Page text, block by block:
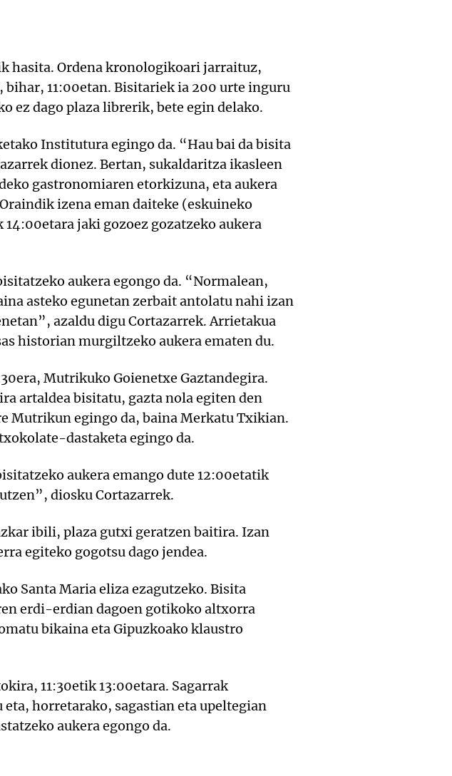
hasita. Ordena kronologikoari jarraituz,
11:00etan. Bisitariek ia 200 urte inguru
ez dago plaza librerik, bete egin delako.
Institutura egingo da. “Hau bai da bisita
dionez. Bertan, sukaldaritza ikasleen
gastronomiaren etorkizuna, eta aukera
izena eman daiteke (eskuineko
jaki gozoez gozatzeko aukera
aukera egongo da. “Normalean,
asteko egunetan zerbait antolatu nahi izan
azaldu digu Cortazarrek. Arrietakua
historian murgiltzeko aukera ematen du.
Mutrikuko Goienetxe Gaztandegira.
artaldea bisitatu, gazta nola egiten den
Mutrikun egingo da, baina Merkatu Txikian.
dastaketa egingo da.
aukera emango dute 12:00etatik
diosku Cortazarrek.
ibili, plaza gutxi geratzen baitira. Izan
egiteko gogotsu dago jendea.
Santa Maria eliza ezagutzeko. Bisita
erdi-erdian dagoen gotikoko altxorra
bikaina eta Gipuzkoako klaustro
11:30etik 13:00etara. Sagarrak
horretarako, sagastian eta upeltegian
aukera egongo da.